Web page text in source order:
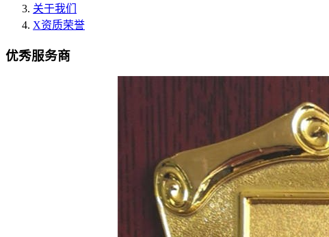
关于我们
X资质荣誉
优秀服务商